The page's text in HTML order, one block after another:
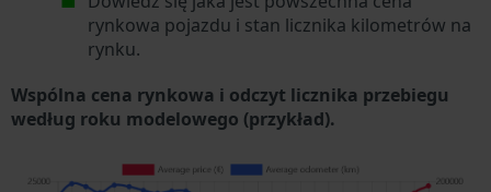
rynkowa pojazdu i stan licznika kilometrów na
rynku.
Wspólna cena rynkowa i odczyt licznika przebiegu
według roku modelowego (przykład).